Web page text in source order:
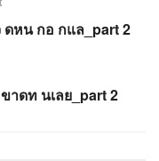
ดหน กอ กแล_part 2
าดท นเลย_part 2